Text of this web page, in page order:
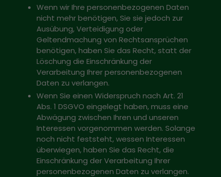
Wenn wir Ihre personenbezogenen Daten
nicht mehr benötigen, Sie sie jedoch zur
Ausübung, Verteidigung oder
Geltendmachung von Rechtsansprüchen
benötigen, haben Sie das Recht, statt der
Löschung die Einschränkung der
Verarbeitung Ihrer personenbezogenen
Daten zu verlangen.
Wenn Sie einen Widerspruch nach Art. 21
Abs. 1 DSGVO eingelegt haben, muss eine
Abwägung zwischen Ihren und unseren
Interessen vorgenommen werden. Solange
noch nicht feststeht, wessen Interessen
überwiegen, haben Sie das Recht, die
Einschränkung der Verarbeitung Ihrer
personenbezogenen Daten zu verlangen.